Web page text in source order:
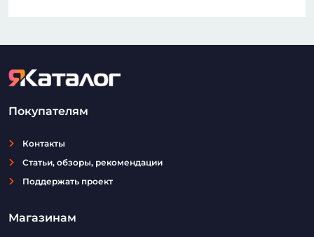
Покупателям
Контакты
Статьи, обзоры, рекомендации
Поддержать проект
Магазинам